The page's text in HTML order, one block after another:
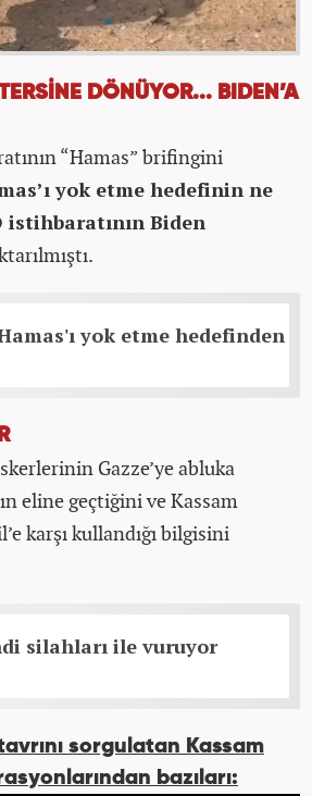
DÖNÜYOR... BIDEN’A
“Hamas” brifingini
yok etme hedefinin ne
Biden
yok etme hedefinden
Gazze’ye abluka
eline geçtiğini ve Kassam
karşı kullandığı bilgisini
silahları ile vuruyor
sorgulatan Kassam
bazıları: